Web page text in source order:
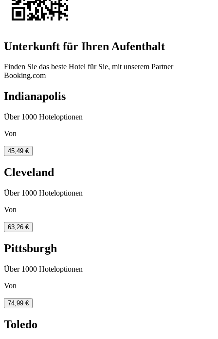
Unterkunft für Ihren Aufenthalt
Finden Sie das beste Hotel für Sie, mit unserem Partner
Booking.com
Indianapolis
Über 1000 Hoteloptionen
Von
45,49 €
Cleveland
Über 1000 Hoteloptionen
Von
63,26 €
Pittsburgh
Über 1000 Hoteloptionen
Von
74,99 €
Toledo